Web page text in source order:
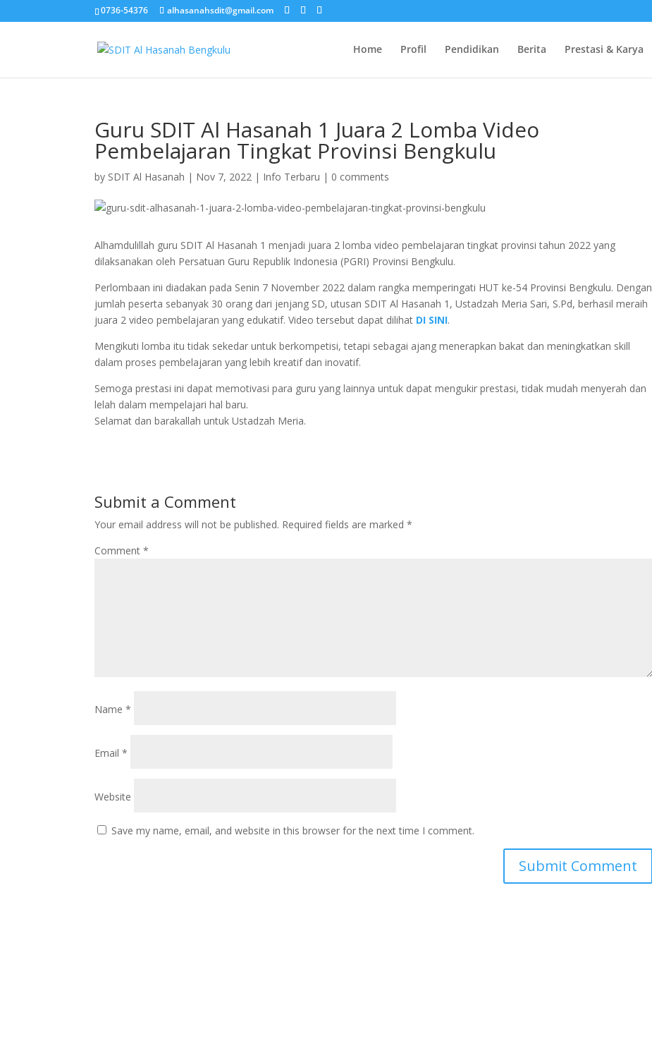
0736-54376 alhasanahsdit@gmail.com
Home Profil Pendidikan Berita Prestasi & Karya
Guru SDIT Al Hasanah 1 Juara 2 Lomba Video
Pembelajaran Tingkat Provinsi Bengkulu
by SDIT Al Hasanah | Nov 7, 2022 | Info Terbaru | 0 comments
Alhamdulillah guru SDIT Al Hasanah 1 menjadi juara 2 lomba video pembelajaran tingkat provinsi tahun 2022 yang
dilaksanakan oleh Persatuan Guru Republik Indonesia (PGRI) Provinsi Bengkulu.
Perlombaan ini diadakan pada Senin 7 November 2022 dalam rangka memperingati HUT ke-54 Provinsi Bengkulu. Dengan
jumlah peserta sebanyak 30 orang dari jenjang SD, utusan SDIT Al Hasanah 1, Ustadzah Meria Sari, S.Pd, berhasil meraih
juara 2 video pembelajaran yang edukatif. Video tersebut dapat dilihat DI SINI.
Mengikuti lomba itu tidak sekedar untuk berkompetisi, tetapi sebagai ajang menerapkan bakat dan meningkatkan skill
dalam proses pembelajaran yang lebih kreatif dan inovatif.
Semoga prestasi ini dapat memotivasi para guru yang lainnya untuk dapat mengukir prestasi, tidak mudah menyerah dan
lelah dalam mempelajari hal baru.
Selamat dan barakallah untuk Ustadzah Meria.
Submit a Comment
Your email address will not be published. Required fields are marked*
Comment*
Name*
Email*
Website
Save my name, email, and website in this browser for the next time I comment.